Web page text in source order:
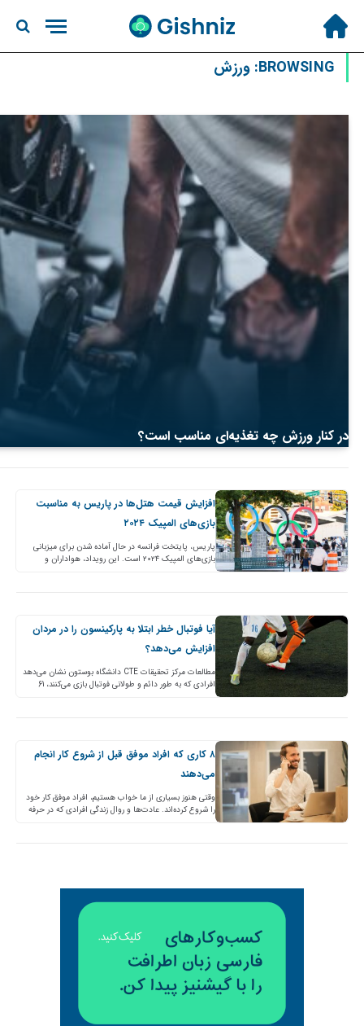
BROWSING: ورزش
در کنار ورزش چه تغذیه‌ای مناسب است؟
افزایش قیمت هتل‌ها در پاریس به مناسبت
بازی‌های المپیک ۲۰۲۴
پاریس، پایتخت فرانسه در حال آماده شدن برای میزبانی
بازی‌های المپیک ۲۰۲۴ است. این رویداد، هواداران و
آیا فوتبال خطر ابتلا به پارکینسون را در مردان
افزایش می‌‌‌دهد؟
مطالعات مرکز تحقیقات CTE دانشگاه بوستون نشان می‌دهد
افرادی که به طور دائم و طولانی فوتبال بازی می‌کنند، 61
۸ کاری که افراد موفق قبل از شروع کار انجام
می‌دهند
وقتی هنوز بسیاری از ما خواب هستیم، افراد موفق کار خود
را شروع کرده‌اند. عادت‌ها و روال‌ زندگی افرادی که در حرفه